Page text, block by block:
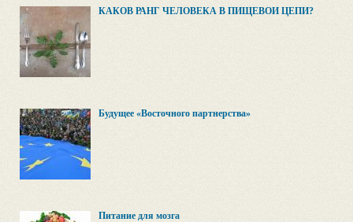
КАКОВ РАНГ ЧЕЛОВЕКА В ПИЩЕВОЙ ЦЕПИ?
Будущее «Восточного партнерства»
Питание для мозга